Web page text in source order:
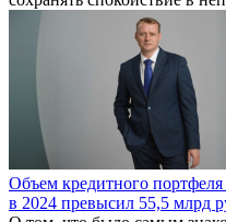
Объем кредитного
в 2024 превысил 55,5 млрд